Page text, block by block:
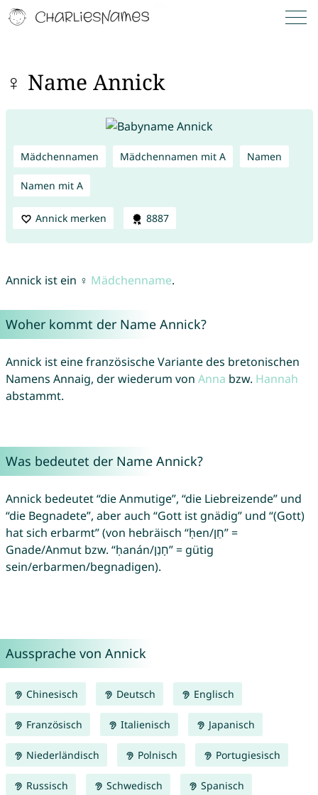
♀ Name Annick
Mädchennamen Mädchennamen mit A Namen
Namen mit A
Annick merken 8887
Annick ist ein ♀ Mädchenname.
Woher kommt der Name Annick?
Annick ist eine französische Variante des bretonischen
Namens Annaig, der wiederum von Anna bzw. Hannah
abstammt.
Was bedeutet der Name Annick?
Annick bedeutet “die Anmutige”, “die Liebreizende” und
“die Begnadete”, aber auch “Gott ist gnädig” und “(Gott)
hat sich erbarmt” (von hebräisch “ḥen/חֵן” =
Gnade/Anmut bzw. “ḥanán/חָנַן” = gütig
sein/erbarmen/begnadigen).
Aussprache von Annick
Chinesisch Deutsch Englisch
Französisch Italienisch Japanisch
Niederländisch Polnisch Portugiesisch
Russisch Schwedisch Spanisch